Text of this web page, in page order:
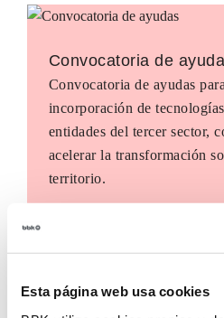
Esta página web usa cookies
Convocatoria de
Convocatoria de ayudas
incorporación de
entidades del tercer sector,
acelerar la transformación
territorio.